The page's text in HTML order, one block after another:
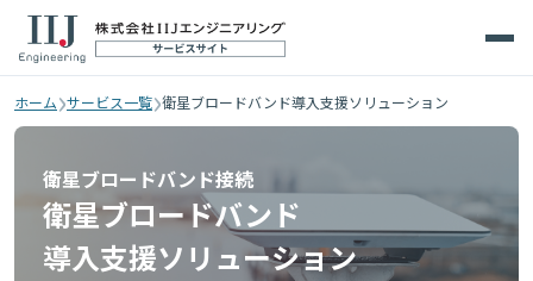
ホーム›サービス一覧›衛星ブロードバンド導入支援ソリューション
衛星ブロードバンド接続
衛星ブロードバンド
導入支援ソリューション